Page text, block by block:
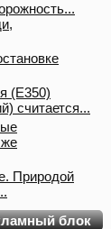
(E350)
считается...
Природой
блок